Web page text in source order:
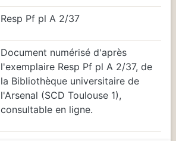
Resp Pf pl A 2/37
Document numérisé d'après
l'exemplaire Resp Pf pl A 2/37, de
la Bibliothèque universitaire de
l'Arsenal (SCD Toulouse 1),
consultable en ligne.